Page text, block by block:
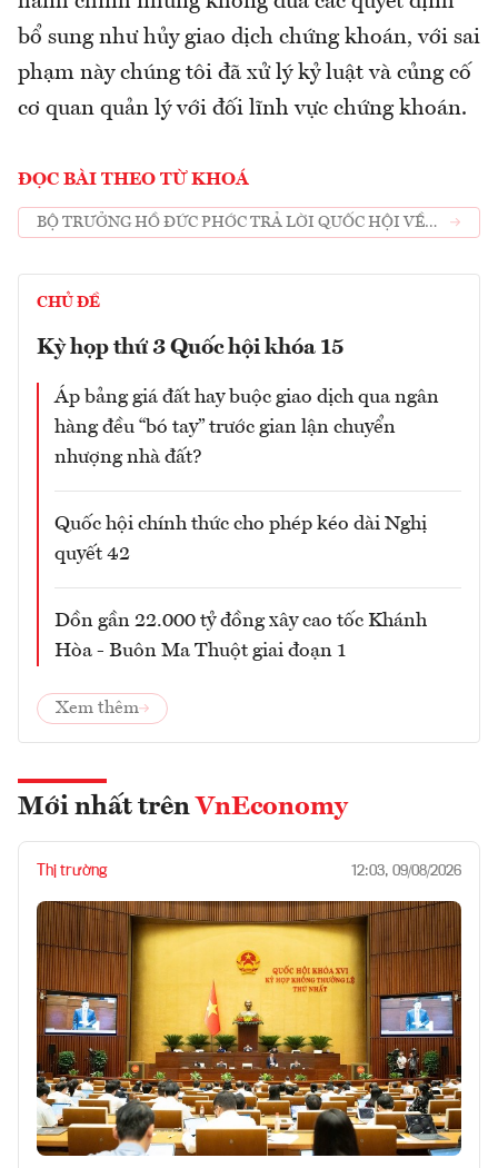
bổ sung như hủy giao dịch chứng khoán, với sai
phạm này chúng tôi đã xử lý kỷ luật và củng cố
cơ quan quản lý với đối lĩnh vực chứng khoán.
ĐỌC BÀI THEO TỪ KHOÁ
BỘ TRƯỞNG HỒ ĐỨC PHỚC TRẢ LỜI QUỐC HỘI VỀ
CHỦ ĐỀ
Kỳ họp thứ 3 Quốc hội khóa 15
Áp bảng giá đất hay buộc giao dịch qua ngân
hàng đều “bó tay” trước gian lận chuyển
nhượng nhà đất?
Quốc hội chính thức cho phép kéo dài Nghị
quyết 42
Dồn gần 22.000 tỷ đồng xây cao tốc Khánh
Hòa - Buôn Ma Thuột giai đoạn 1
Xem thêm
Mới nhất trên VnEconomy
Thị trường 12:03, 09/08/2026